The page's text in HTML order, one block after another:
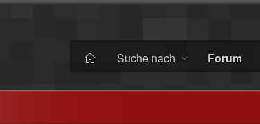
Suche nach Forum